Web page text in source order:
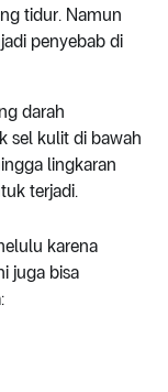
tidur. Namun
penyebab di
darah
sel kulit di bawah
lingkaran
terjadi.
karena
juga bisa